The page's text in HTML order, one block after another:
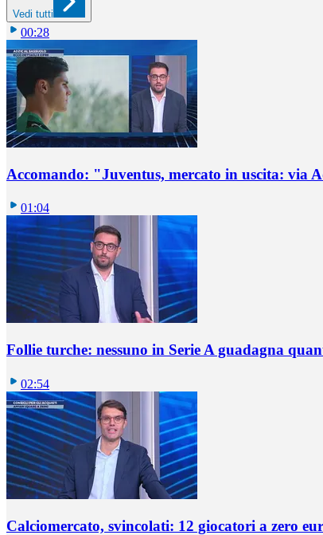
Vedi tutti
00:28
Accomando: "Juventus, mercato in uscita: via
01:04
Follie turche: nessuno in Serie A guadagna
02:54
Calciomercato, svincolati: 12 giocatori a zero